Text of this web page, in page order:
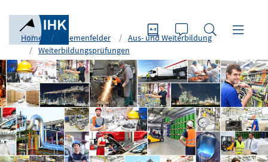
Home Themenfelder
Aus- und Weiterbildung
Weiterbildungsprüfungen